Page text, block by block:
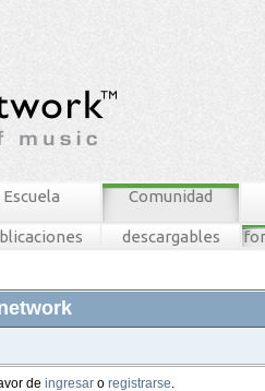
Escuela Comunidad
descargables
de ingresar o registrarse